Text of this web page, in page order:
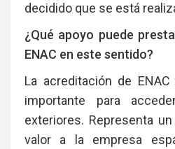
decidido que se está
¿Qué apoyo puede
ENAC en este sentido?
La acreditación de
importante para
exteriores. Representa
valor a la empresa